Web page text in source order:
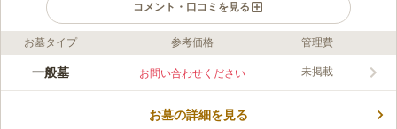
コメント・口コミを見る
ライフドット編集部のコメント
多彩な施設を完備している使い勝手の良いお墓です。 名神高速
ので、お参りの際に忘れ物をしても大丈夫です。 合祀墓もある
お墓タイプ 参考価格 管理費
一般墓 お問い合わせください 未掲載
お墓の詳細を見る